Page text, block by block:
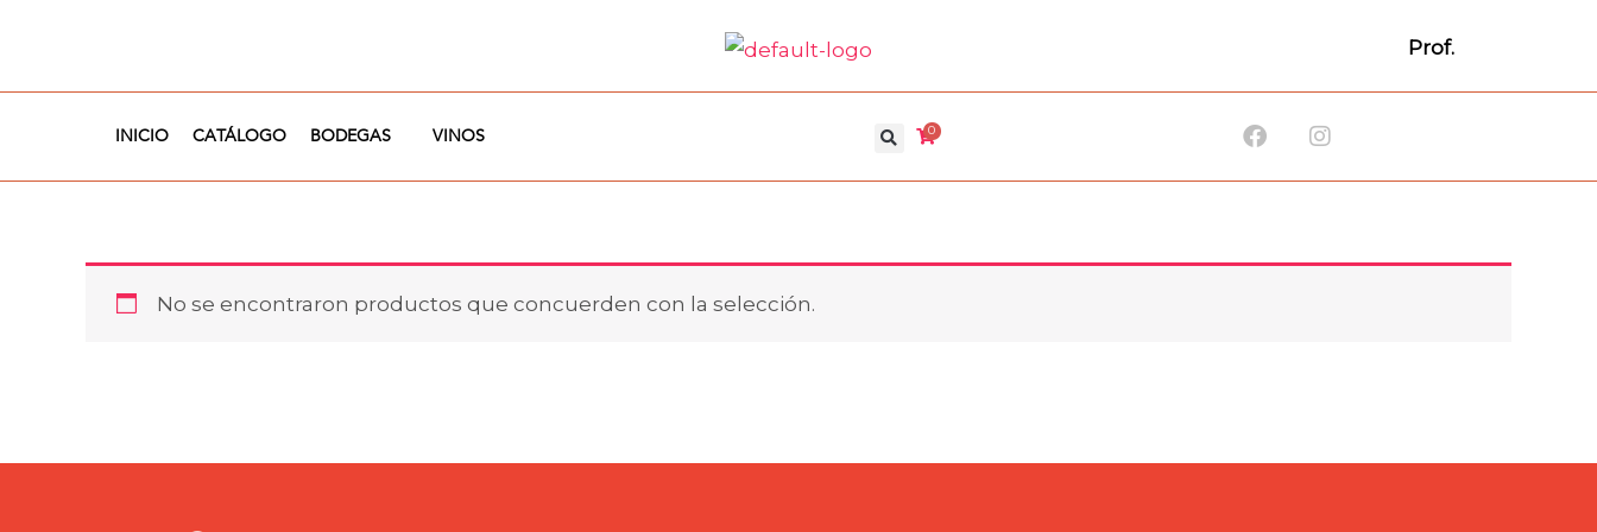
contenido
Prof.
INICIO CATÁLOGO BODEGAS VINOS 0 FacebookInstagram
No se encontraron productos que concuerden con la selección.